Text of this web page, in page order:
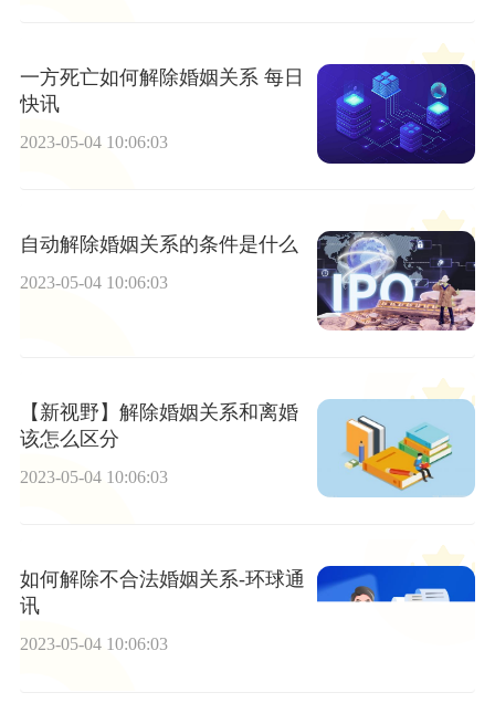
一方死亡如何解除婚姻关系 每日
快讯
2023-05-04 10:06:03
自动解除婚姻关系的条件是什么
2023-05-04 10:06:03
【新视野】解除婚姻关系和离婚
该怎么区分
2023-05-04 10:06:03
如何解除不合法婚姻关系-环球通
讯
2023-05-04 10:06:03